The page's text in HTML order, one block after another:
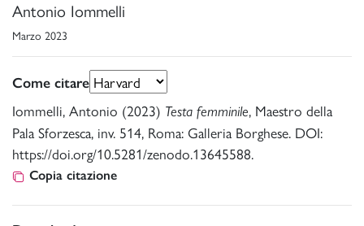
Antonio Iommelli
Marzo 2023
Come citare
Iommelli, Antonio (2023) Testa femminile, Maestro della
Pala Sforzesca, inv. 514, Roma: Galleria Borghese. DOI:
https://doi.org/10.5281/zenodo.13645588.
Copia citazione